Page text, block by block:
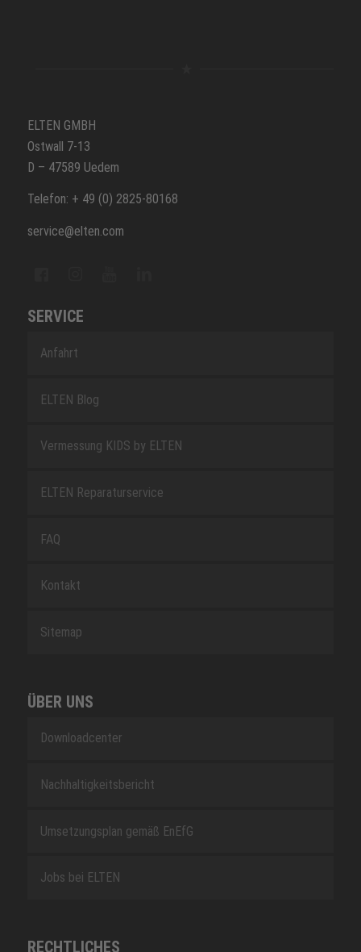
ELTEN GMBH
Ostwall 7-13
D – 47589 Uedem
Telefon: + 49 (0) 2825-80168
service@elten.com
SERVICE
Anfahrt
ELTEN Blog
Vermessung KIDS by ELTEN
ELTEN Reparaturservice
FAQ
Kontakt
Sitemap
ÜBER UNS
Downloadcenter
Nachhaltigkeitsbericht
Umsetzungsplan gemäß EnEfG
Jobs bei ELTEN
RECHTLICHES